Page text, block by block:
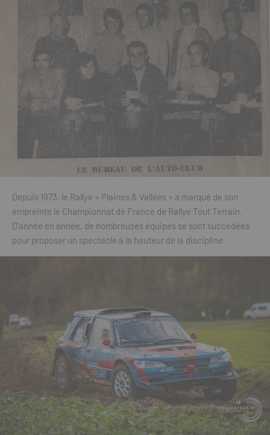
Depuis 1973, le Rallye « Plaines & Vallées » a marqué de son
empreinte le Championnat de France de Rallye Tout Terrain.
D’année en année, de nombreuses équipes se sont succédées
pour proposer un spectacle à la hauteur de la discipline.